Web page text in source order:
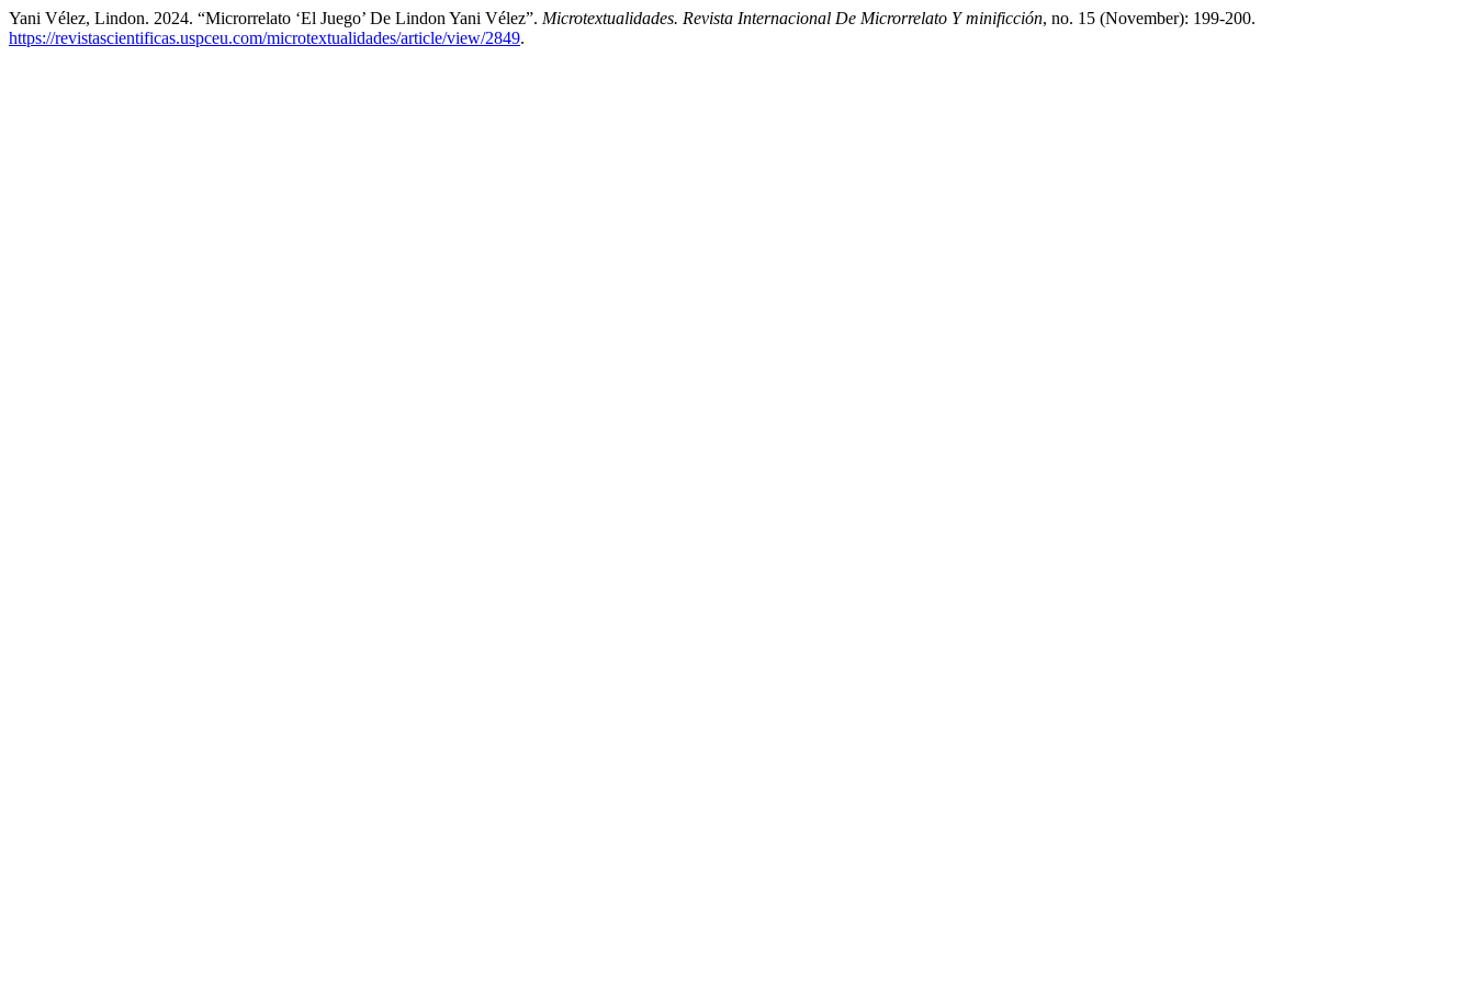
Yani Vélez, Lindon. 2024. “Microrrelato ‘El Juego’ De Lindon Yani Vélez”. Microtextualidades. Revista Internacional De Microrrelato Y minificción, no. 15 (November): 199-200.
https://revistascientificas.uspceu.com/microtextualidades/article/view/2849.